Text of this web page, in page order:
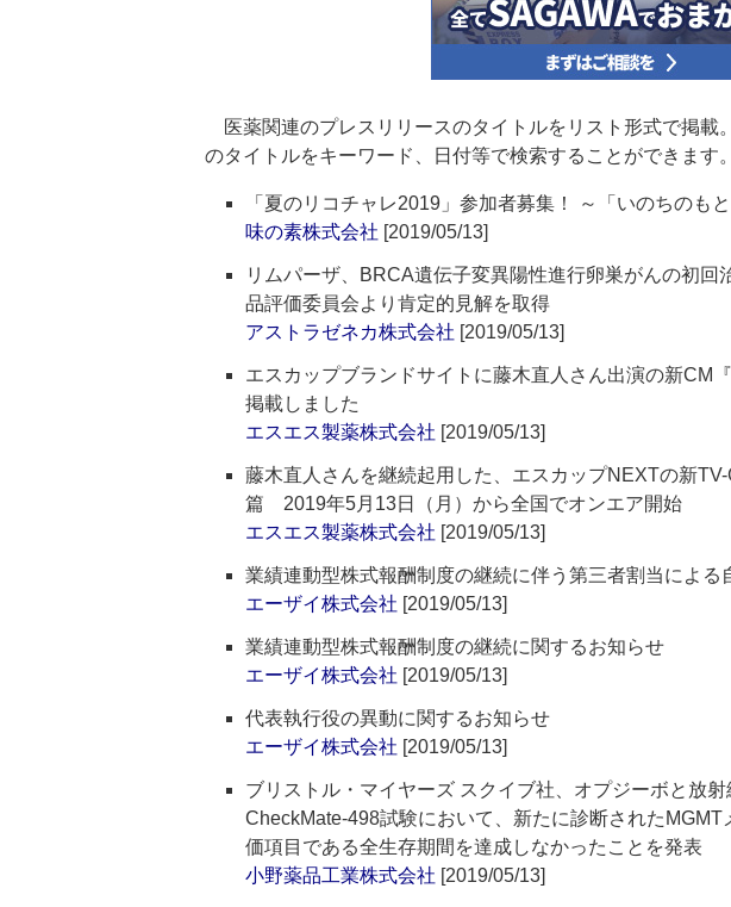
医薬関連のプレスリリースのタイトルをリスト形式で掲載
のタイトルをキーワード、日付等で検索することができます
「夏のリコチャレ2019」参加者募集！ ～「いのちのも
味の素株式会社 [2019/05/13]
リムパーザ、BRCA遺伝子変異陽性進行卵巣がんの初回
品評価委員会より肯定的見解を取得
アストラゼネカ株式会社 [2019/05/13]
エスカップブランドサイトに藤木直人さん出演の新CM
掲載しました
エスエス製薬株式会社 [2019/05/13]
藤木直人さんを継続起用した、エスカップNEXTの新TV-
篇 2019年5月13日（月）から全国でオンエア開始
エスエス製薬株式会社 [2019/05/13]
業績連動型株式報酬制度の継続に伴う第三者割当による
エーザイ株式会社 [2019/05/13]
業績連動型株式報酬制度の継続に関するお知らせ
エーザイ株式会社 [2019/05/13]
代表執行役の異動に関するお知らせ
エーザイ株式会社 [2019/05/13]
ブリストル・マイヤーズ スクイブ社、オプジーボと放
CheckMate-498試験において、新たに診断された
価項目である全生存期間を達成しなかったことを発表
小野薬品工業株式会社 [2019/05/13]